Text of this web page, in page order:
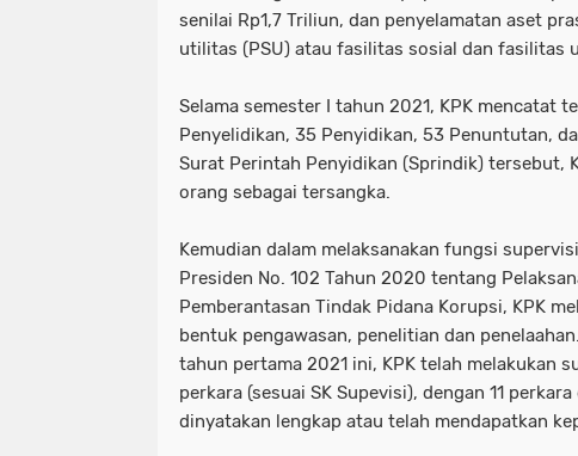
senilai Rp1,7 Triliun, dan penyelamatan aset
utilitas (PSU) atau fasilitas sosial dan fasilitas
Selama semester I tahun 2021, KPK mencatat
Penyelidikan, 35 Penyidikan, 53 Penuntutan,
Surat Perintah Penyidikan (Sprindik) tersebut,
orang sebagai tersangka.
Kemudian dalam melaksanakan fungsi
Presiden No. 102 Tahun 2020 tentang
Pemberantasan Tindak Pidana Korupsi, KPK
bentuk pengawasan, penelitian dan
tahun pertama 2021 ini, KPK telah melakukan
perkara (sesuai SK Supevisi), dengan 11
dinyatakan lengkap atau telah mendapatkan